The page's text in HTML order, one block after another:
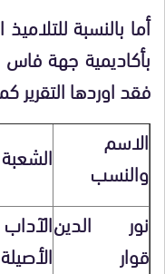
أما بالنسبة
فقد اوردها التقرير
الاسم
والنسب
الشعبة
نور الدين
قوار
الآداب
الأصيلة